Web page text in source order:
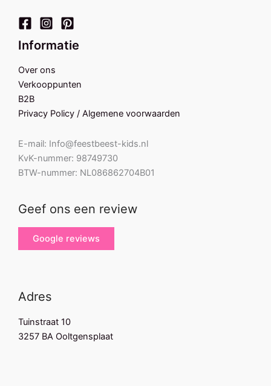
Informatie
Over ons
Verkooppunten
B2B
Privacy Policy / Algemene voorwaarden
E-mail: Info@feestbeest-kids.nl
KvK-nummer: 98749730
BTW-nummer: NL086862704B01
Geef ons een review
Google reviews
Adres
Tuinstraat 10
3257 BA Ooltgensplaat